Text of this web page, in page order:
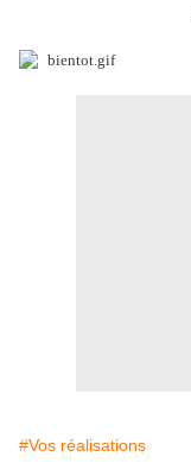
#Vos réalisations